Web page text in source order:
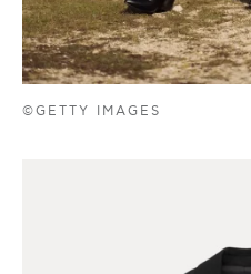
©GETTY IMAGES